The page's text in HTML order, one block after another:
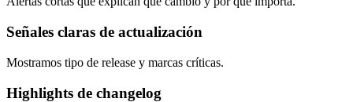
Señales claras de actualización
Mostramos tipo de release y marcas críticas.
Highlights de changelog